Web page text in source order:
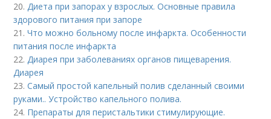
20.Диета при запорах у взрослых. Основные правила
здорового питания при запоре
21.Что можно больному после инфаркта. Особенности
питания после инфаркта
22.Диарея при заболеваниях органов пищеварения.
Диарея
23.Самый простой капельный полив сделанный своими
руками.. Устройство капельного полива.
24. Препараты для перистальтики стимулирующие.